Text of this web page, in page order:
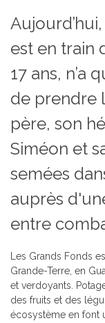
est en train
17 ans, n’a
de prendre
père, son
Siméon et
semées
auprès
entre
Les Grands Fonds
Grande-Terre, en
et verdoyants.
des fruits et des
écosystème en font